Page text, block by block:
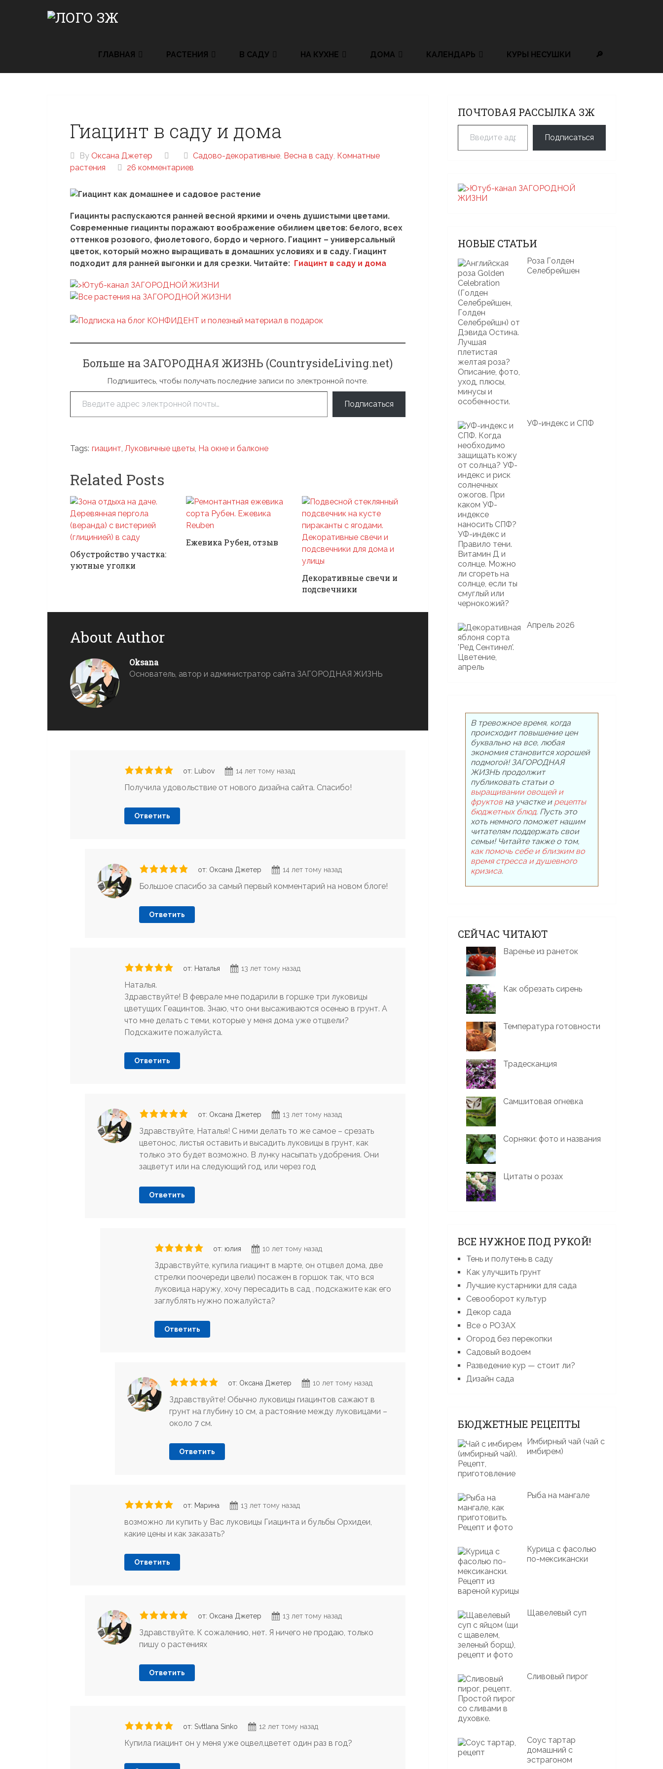
ГЛАВНАЯ РАСТЕНИЯ В САДУ НА КУХНЕ ДОМА КАЛЕНДАРЬ КУРЫ НЕСУШКИ 🔎
Гиацинт в саду и дома
By Оксана Джетер Cадово-декоративные, Весна в саду, Комнатные
растения
26 комментариев
Гиацинты распускаются ранней весной яркими и очень душистыми цветами.
Современные гиацинты поражают воображение обилием цветов: белого, всех
оттенков розового, фиолетового, бордо и черного. Гиацинт – универсальный
цветок, который можно выращивать в домашних условиях и в саду. Гиацинт
подходит для ранней выгонки и для срезки. Читайте: Гиацинт в саду и дома
Больше на ЗАГОРОДНАЯ ЖИЗНЬ (CountrysideLiving.net)
Подпишитесь, чтобы получать последние записи по электронной почте.
Введите адрес электронной почты…
Подписаться
Tags: гиацинт, Луковичные цветы, На окне и балконе
Related Posts
Обустройство участка:
уютные уголки
Ежевика Рубен, отзыв
Декоративные свечи и
подсвечники
About Author
Oksana
Основатель, автор и администратор сайта ЗАГОРОДНАЯ ЖИЗНЬ
от: Lubov 14 лет тому назад
Получила удовольствие от нового дизайна сайта. Спасибо!
Ответить
от: Оксана Джетер 14 лет тому назад
Большое спасибо за самый первый комментарий на новом блоге!
Ответить
от: Наталья 13 лет тому назад
Наталья.
Здравствуйте! В феврале мне подарили в горшке три луковицы
цветущих Геацинтов. Знаю, что они высаживаются осенью в грунт. А
что мне делать с теми, которые у меня дома уже отцвели?
Подскажите пожалуйста.
Ответить
от: Оксана Джетер 13 лет тому назад
Здравствуйте, Наталья! С ними делать то же самое – срезать
цветонос, листья оставить и высадить луковицы в грунт, как
только это будет возможно. В лунку насыпать удобрения. Они
зацветут или на следующий год, или через год
Ответить
от: юлия 10 лет тому назад
Здравствуйте, купила гиацинт в марте, он отцвел дома, две
стрелки поочереди цвели) посажен в горшок так, что вся
луковица наружу, хочу пересадить в сад , подскажите как его
заглублять нужно пожалуйста?
Ответить
от: Оксана Джетер 10 лет тому назад
Здравствуйте! Обычно луковицы гиацинтов сажают в
грунт на глубину 10 см, а растояние между луковицами –
около 7 см.
Ответить
от: Марина 13 лет тому назад
возможно ли купить у Вас луковицы Гиацинта и бульбы Орхидеи,
какие цены и как заказать?
Ответить
от: Оксана Джетер 13 лет тому назад
Здравствуйте. К сожалению, нет. Я ничего не продаю, только
пишу о растениях
Ответить
от: Svttlana Sinko 12 лет тому назад
Купила гиацинт он у меня уже оцвел,цветет один раз в год?
ПОЧТОВАЯ РАССЫЛКА ЗЖ
Введите адрес электронной почты…
Подписаться
НОВЫЕ СТАТЬИ
Роза Голден
Селебрейшен
УФ-индекс и СПФ
Апрель 2026
В тревожное время, когда
происходит повышение цен
буквально на все, любая
экономия становится хорошей
подмогой! ЗАГОРОДНАЯ
ЖИЗНЬ продолжит
публиковать статьи о
выращивании овощей и
фруктов на участке и рецепты
бюджетных блюд. Пусть это
хоть немного поможет нашим
читателям поддержать свои
семьи! Читайте также о том,
как помочь себе и близким во
время стресса и душевного
кризиса.
СЕЙЧАС ЧИТАЮТ
Варенье из ранеток
Как обрезать сирень
Температура готовности
Традесканция
Самшитовая огневка
Сорняки: фото и названия
Цитаты о розах
ВСЕ НУЖНОЕ ПОД РУКОЙ!
Тень и полутень в саду
Как улучшить грунт
Лучшие кустарники для сада
Севооборот культур
Декор сада
Все о РОЗАХ
Огород без перекопки
Садовый водоем
Разведение кур — стоит ли?
Дизайн сада
БЮДЖЕТНЫЕ РЕЦЕПТЫ
Имбирный чай (чай с
имбирем)
Рыба на мангале
Курица с фасолью
по-мексикански
Щавелевый суп
Сливовый пирог
Соус тартар
домашний с
эстрагоном